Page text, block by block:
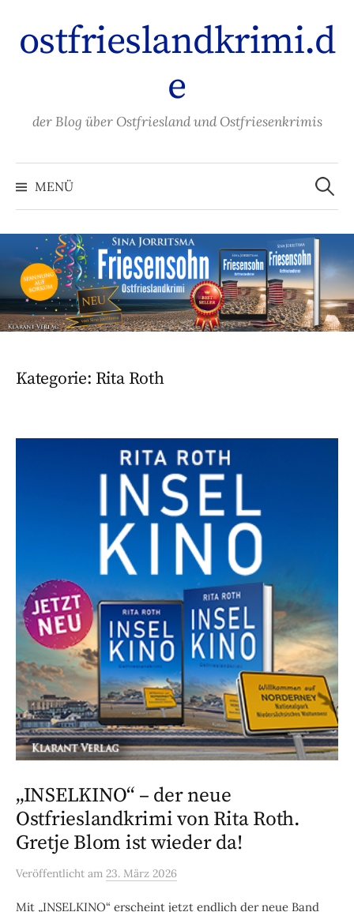
Inhalt
überspringen
ostfrieslandkrimi.d
e
der Blog über Ostfriesland und Ostfriesenkrimis
MENÜ
Suchen
nach:
Kategorie: Rita Roth
„INSELKINO“ – der neue
Ostfrieslandkrimi von Rita Roth.
Gretje Blom ist wieder da!
Veröffentlicht am 23. März 2026
Mit „INSELKINO“ erscheint jetzt endlich der neue Band